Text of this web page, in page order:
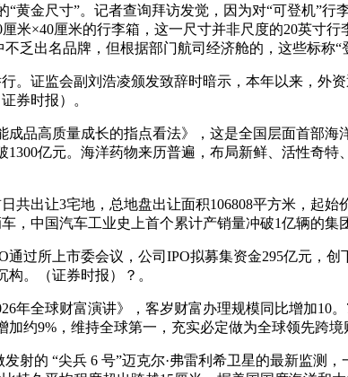
黄金尺寸”。记者查询拜访发觉，因为对“可登机”
米×40厘米的行李箱，这一尺寸并非尺度的20英寸
乏出名品牌，但根据部门航司经济舱的，这些标称
证监会副刘浩凌颁发致辞时暗示，本年以来，外
券时报）。
高质量成长的指点看法》，这是全国层面首部海
亿元。海洋药物来历普遍，布局新鲜、活性奇
出让3宅地，总地盘出让面积106808平方米，起始
，中国汽车工业史上首个累计产销量冲破1亿辆的集
过所上市委会议，公司IPO拟募集资金295亿元，
。（证券时报）？。
全球财富演讲》，客岁财富办理规模同比增加10
约9%，维持全球第一，充实必定做为全球领先跨
的 “尖兵 6 号”迈克尔·弗雷利希卫星的最新监测